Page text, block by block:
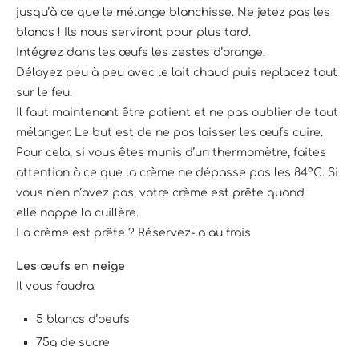
jusqu’à ce que le mélange blanchisse. Ne jetez pas les
blancs ! Ils nous serviront pour plus tard.
Intégrez dans les œufs les zestes d’orange.
Délayez peu à peu avec le lait chaud puis replacez tout
sur le feu.
Il faut maintenant être patient et ne pas oublier de tout
mélanger. Le but est de ne pas laisser les œufs cuire.
Pour cela, si vous êtes munis d’un thermomètre, faites
attention à ce que la crème ne dépasse pas les 84°C. Si
vous n’en n’avez pas, votre crème est prête quand
elle nappe la cuillère.
La crème est prête ? Réservez-la au frais
Les œufs en neige
Il vous faudra:
5 blancs d’oeufs
75g de sucre